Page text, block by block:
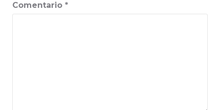
Comentario *